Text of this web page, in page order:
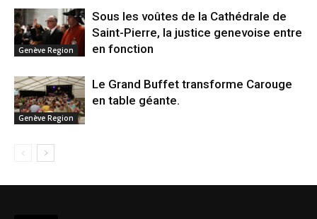
Genève Region
Sous les voûtes de la Cathédrale de
Saint-Pierre, la justice genevoise entre
en fonction
Genève Region
Le Grand Buffet transforme Carouge
en table géante.